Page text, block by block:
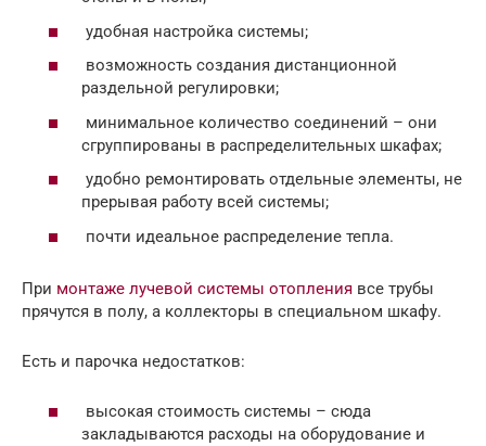
удобная настройка системы;
возможность создания дистанционной
раздельной регулировки;
минимальное количество соединений – они
сгруппированы в распределительных шкафах;
удобно ремонтировать отдельные элементы, не
прерывая работу всей системы;
почти идеальное распределение тепла.
При монтаже лучевой системы отопления все трубы
прячутся в полу, а коллекторы в специальном шкафу.
Есть и парочка недостатков:
высокая стоимость системы – сюда
закладываются расходы на оборудование и